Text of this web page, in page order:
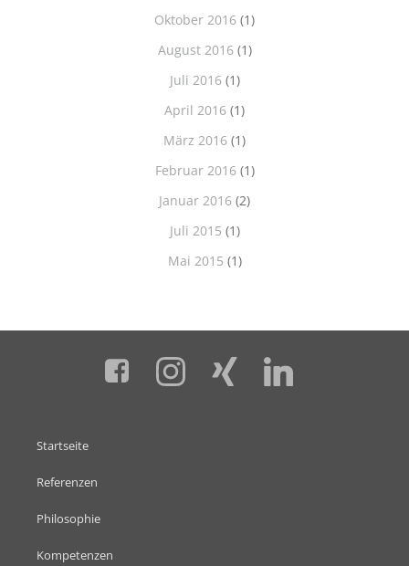
Oktober 2016 (1)
August 2016(1)
Juli 2016(1)
April 2016 (1)
März 2016 (1)
Februar 2016(1)
Januar 2016 (2)
Juli 2015 (1)
Mai 2015 (1)
Startseite
Referenzen
Philosophie
Kompetenzen